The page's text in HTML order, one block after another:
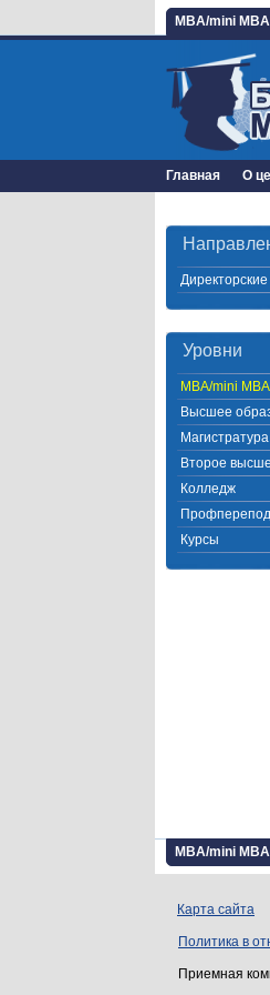
MBA/mini MBA
Главная О
Директорские
Уровни
MBA/mini MBA
Высшее
Магистратура
Второе
Колледж
Курсы
MBA/mini MBA
Карта сайта
Политика в
Приемная